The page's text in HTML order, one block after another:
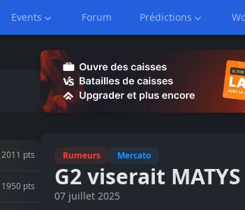
Events Forum Prédictions
2011 pts
1950 pts
Rumeurs Mercato
G2 viserait
07 juillet 2025